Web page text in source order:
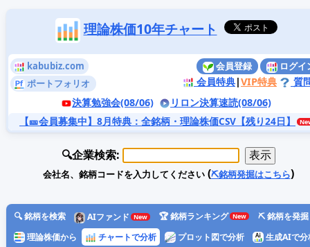
理論株価10年チャート
kabubiz.com
ポートフォリオ
会員登録 ログイ
会員特典|VIP特典
質
決算勉強会(08/06)
リロン決算速読(08/06)
【🎫会員募集中】8月特典 ：全銘柄・理論株価CSV【残り24日】
🔍企業検索:
会社名、銘柄コードを入力してください(⛏️銘柄発掘はこちら)
🔍 銘柄を検索 AIファンド 🏆 銘柄ランキング
⛏️ 銘柄を発掘
理論株価から
チャートで分析 プロット図で分析
生成AIで分